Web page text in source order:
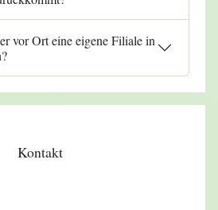
vor Ort eine eigene Filiale in
Kontakt